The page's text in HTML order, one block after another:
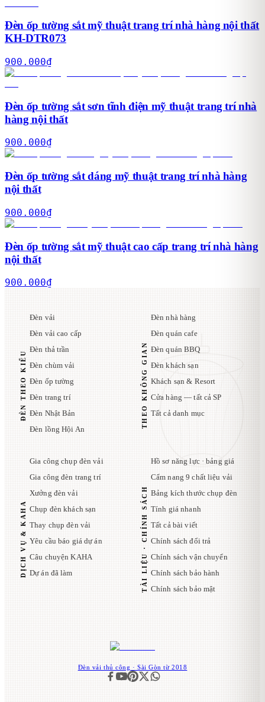
Đèn ốp tường sắt mỹ thuật trang trí nhà hàng nội thất
KH-DTR073
900.000₫
Đèn ốp tường sắt sơn tĩnh điện mỹ thuật trang trí nhà
hàng nội thất
900.000₫
Đèn ốp tường sắt dáng mỹ thuật trang trí nhà hàng
nội thất
900.000₫
Đèn ốp tường sắt mỹ thuật cao cấp trang trí nhà hàng
nội thất
900.000₫
ĐÈN THEO KIỂU
Đèn vải
Đèn vải cao cấp
Đèn thả trần
Đèn chùm vải
Đèn ốp tường
Đèn trang trí
Đèn Nhật Bản
Đèn lồng Hội An
THEO KHÔNG GIAN
Đèn nhà hàng
Đèn quán cafe
Đèn quán BBQ
Đèn khách sạn
Khách sạn & Resort
Cửa hàng — tất cả SP
Tất cả danh mục
DỊCH VỤ & KAHA
Gia công chụp đèn vải
Gia công đèn trang trí
Xưởng đèn vải
Chụp đèn khách sạn
Thay chụp đèn vải
Yêu cầu báo giá dự án
Câu chuyện KAHA
Dự án đã làm
TÀI LIỆU · CHÍNH SÁCH
Hồ sơ năng lực · bảng giá
Cẩm nang 9 chất liệu vải
Bảng kích thước chụp đèn
Tính giá nhanh
Tất cả bài viết
Chính sách đổi trả
Chính sách vận chuyển
Chính sách bảo hành
Chính sách bảo mật
Đèn vải thủ công · Sài Gòn từ 2018